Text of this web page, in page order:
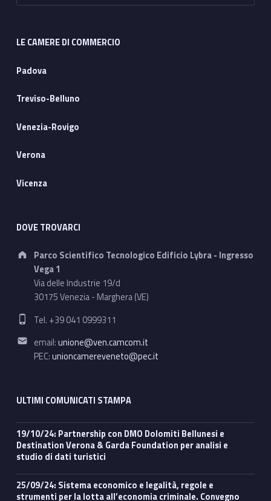
LE CAMERE DI COMMERCIO
Padova
Treviso-Belluno
Venezia-Rovigo
Verona
Vicenza
DOVE TROVARCI
Address:
Parco Scientifico Tecnologico Edificio Lybra - Ingresso
Vega 1
Via delle Industrie 19/d
30175 Venezia - Marghera (VE)
Phone number:
Tel. +39 041 0999311
Email address:
email:unione@ven.camcom.it
PEC:unioncamereveneto@pec.it
ULTIMI COMUNICATI STAMPA
19/10/24: Partnership con DMO Dolomiti Bellunesi e
Destination Verona & Garda Foundation per analisi e
studio di dati turistici
25/09/24: Sistema economico e legalità, regole e
strumenti per la lotta all’economia criminale. Convegno